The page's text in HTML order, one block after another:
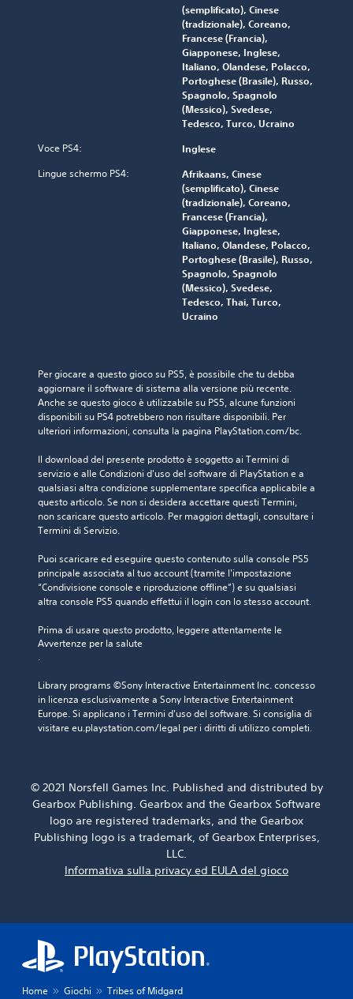
(semplificato), Cinese
(tradizionale), Coreano,
Francese (Francia),
Giapponese, Inglese,
Italiano, Olandese, Polacco,
Portoghese (Brasile), Russo,
Spagnolo, Spagnolo
(Messico), Svedese,
Tedesco, Turco, Ucraino
Voce PS4: Inglese
Lingue schermo PS4:
Afrikaans, Cinese
(semplificato), Cinese
(tradizionale), Coreano,
Francese (Francia),
Giapponese, Inglese,
Italiano, Olandese, Polacco,
Portoghese (Brasile), Russo,
Spagnolo, Spagnolo
(Messico), Svedese,
Tedesco, Thai, Turco,
Ucraino
Per giocare a questo gioco su PS5, è possibile che tu debba
aggiornare il software di sistema alla versione più recente.
Anche se questo gioco è utilizzabile su PS5, alcune funzioni
disponibili su PS4 potrebbero non risultare disponibili. Per
ulteriori informazioni, consulta la pagina PlayStation.com/bc.
Il download del presente prodotto è soggetto ai Termini di
servizio e alle Condizioni d'uso del software di PlayStation e a
qualsiasi altra condizione supplementare specifica applicabile a
questo articolo. Se non si desidera accettare questi Termini,
non scaricare questo articolo. Per maggiori dettagli, consultare i
Termini di Servizio.
Puoi scaricare ed eseguire questo contenuto sulla console PS5
principale associata al tuo account (tramite l'impostazione
“Condivisione console e riproduzione offline”) e su qualsiasi
altra console PS5 quando effettui il login con lo stesso account.
Prima di usare questo prodotto, leggere attentamente le
Avvertenze per la salute
.
Library programs ©Sony Interactive Entertainment Inc. concesso
in licenza esclusivamente a Sony Interactive Entertainment
Europe. Si applicano i Termini d'uso del software. Si consiglia di
visitare eu.playstation.com/legal per i diritti di utilizzo completi.
© 2021 Norsfell Games Inc. Published and distributed by
Gearbox Publishing. Gearbox and the Gearbox Software
logo are registered trademarks, and the Gearbox
Publishing logo is a trademark, of Gearbox Enterprises,
LLC.
Informativa sulla privacy ed EULA del gioco
Home Giochi Tribes of Midgard